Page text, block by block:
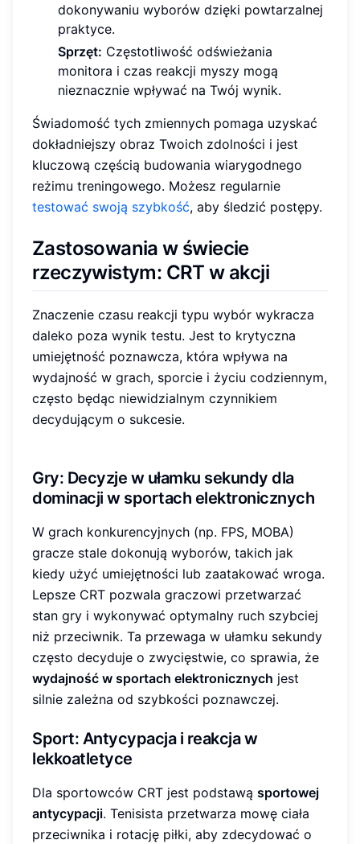
dokonywaniu wyborów dzięki powtarzalnej
praktyce.
Sprzęt: Częstotliwość odświeżania
monitora i czas reakcji myszy mogą
nieznacznie wpływać na Twój wynik.
Świadomość tych zmiennych pomaga uzyskać
dokładniejszy obraz Twoich zdolności i jest
kluczową częścią budowania wiarygodnego
reżimu treningowego. Możesz regularnie
testować swoją szybkość, aby śledzić postępy.
Zastosowania w świecie
rzeczywistym: CRT w akcji
Znaczenie czasu reakcji typu wybór wykracza
daleko poza wynik testu. Jest to krytyczna
umiejętność poznawcza, która wpływa na
wydajność w grach, sporcie i życiu codziennym,
często będąc niewidzialnym czynnikiem
decydującym o sukcesie.
Gry: Decyzje w ułamku sekundy dla
dominacji w sportach elektronicznych
W grach konkurencyjnych (np. FPS, MOBA)
gracze stale dokonują wyborów, takich jak
kiedy użyć umiejętności lub zaatakować wroga.
Lepsze CRT pozwala graczowi przetwarzać
stan gry i wykonywać optymalny ruch szybciej
niż przeciwnik. Ta przewaga w ułamku sekundy
często decyduje o zwycięstwie, co sprawia, że
wydajność w sportach elektronicznych jest
silnie zależna od szybkości poznawczej.
Sport: Antycypacja i reakcja w
lekkoatletyce
Dla sportowców CRT jest podstawą sportowej
antycypacji. Tenisista przetwarza mowę ciała
przeciwnika i rotację piłki, aby zdecydować o